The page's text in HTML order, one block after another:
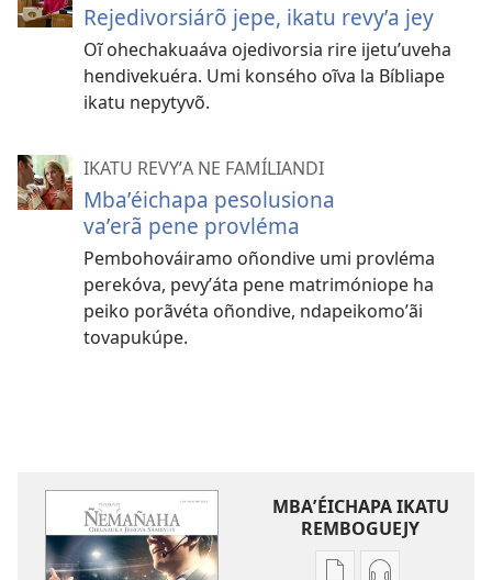
Rejedivorsiárõ jepe, ikatu revyʼa jey
Oĩ ohechakuaáva ojedivorsia rire ijetuʼuveha
hendivekuéra. Umi konsého oĩva la Bíbliape
ikatu nepytyvõ.
IKATU REVYʼA NE FAMÍLIANDI
Mbaʼéichapa pesolusiona
vaʼerã pene provléma
Pembohováiramo oñondive umi provléma
perekóva, pevyʼáta pene matrimóniope ha
peiko porãvéta oñondive, ndapeikomoʼãi
tovapukúpe.
MBAʼÉICHAPA IKATU
REMBOGUEJY